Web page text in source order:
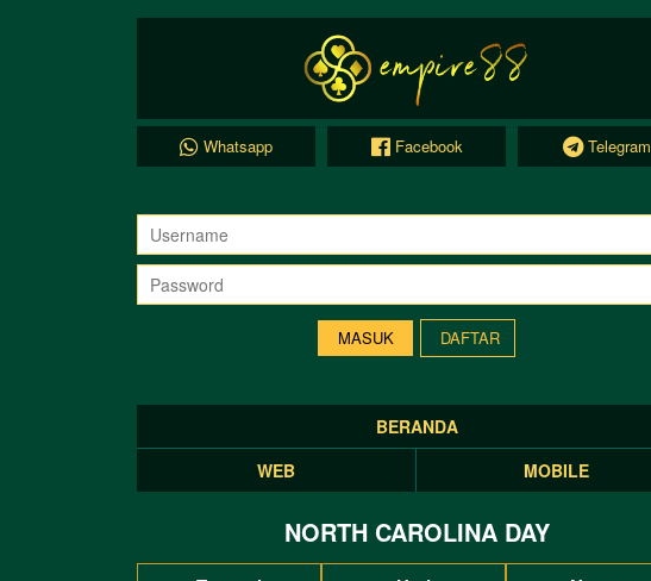
Whatsapp Facebook Telegram
DAFTAR
BERANDA
WEB
MOBILE
NORTH CAROLINA DAY